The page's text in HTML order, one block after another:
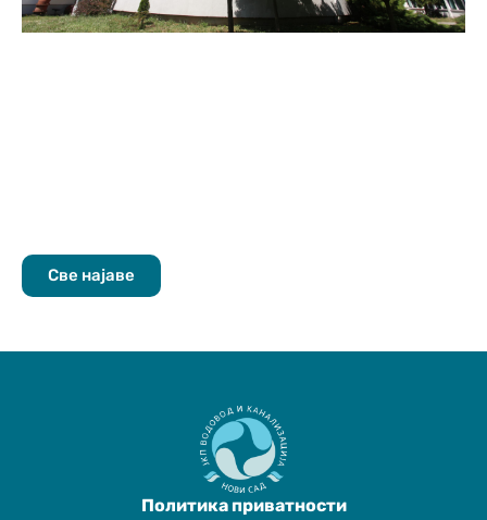
Све најаве
Политика приватности